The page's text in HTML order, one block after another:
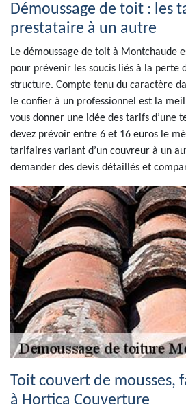
Démoussage de toit : les
prestataire à un autre
Le démoussage de toit à Montchaude
pour prévenir les soucis liés à la perte
structure. Compte tenu du caractère
le confier à un professionnel est la
vous donner une idée des tarifs d’une
devez prévoir entre 6 et 16 euros le
tarifaires variant d’un couvreur à un
demander des devis détaillés et
Toit couvert de mousses,
à Hortica Couverture